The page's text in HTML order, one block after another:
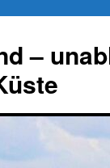
–